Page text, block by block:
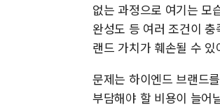
없는 과정으로 여기는 모
완성도 등 여러 조건이
랜드 가치가 훼손될 수
문제는 하이엔드 브랜드
부담해야 할 비용이 늘어